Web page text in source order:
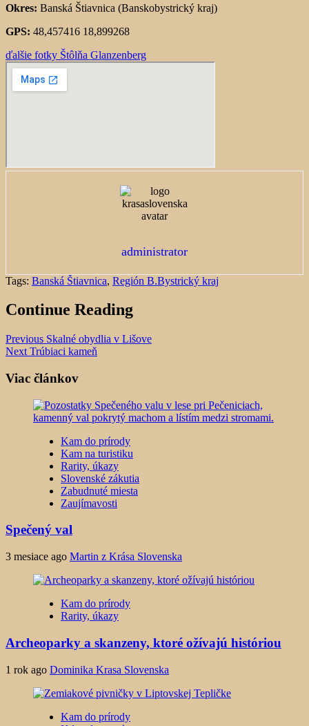
Okres: Banská Štiavnica (Banskobystrický kraj)
GPS: 48,457416 18,899268
ďalšie fotky Štôlňa Glanzenberg
administrator
Tags: Banská Štiavnica, Región B.Bystrický kraj
Continue Reading
Previous Skalné obydlia v Lišove
Next Trúbiaci kameň
Viac článkov
Kam do prírody
Kam na turistiku
Rarity, úkazy
Slovenské zákutia
Zabudnuté miesta
Zaujímavosti
Spečený val
3 mesiace ago Martin z Krása Slovenska
Kam do prírody
Rarity, úkazy
Archeoparky a skanzeny, ktoré ožívajú históriou
1 rok ago Dominika Krasa Slovenska
Kam do prírody